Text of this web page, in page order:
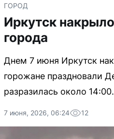
ГОРОД
Иркутск
города
Днем 7 июня Иркутск
горожане праздновали
разразилась около 14:00.
7 июня, 2026, 06:24 12